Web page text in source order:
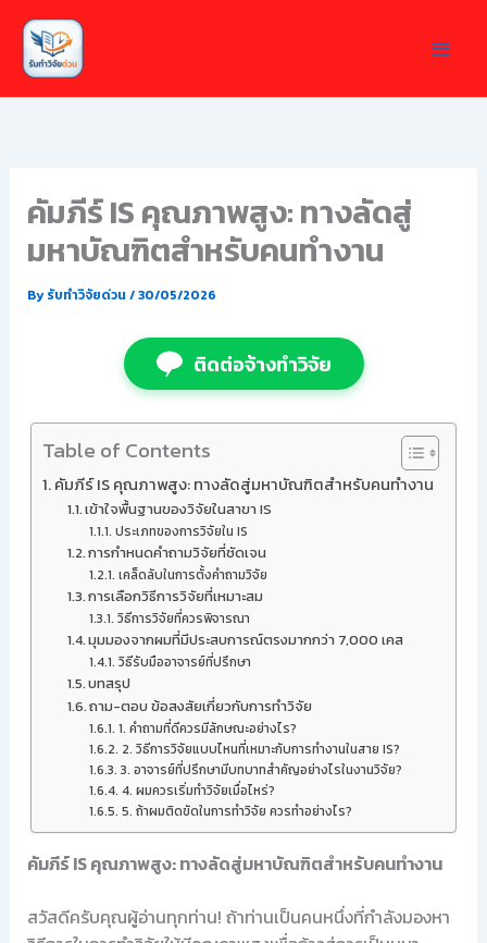
Skip
content
คัมภีร์ IS คุณภาพสูง: ทางลัดสู่
มหาบัณฑิตสำหรับคนทำงาน
Byรับทำวิจัยด่วน /30/05/2026
ติดต่อจ้างทำวิจัย
Table of Contents
คัมภีร์ IS คุณภาพสูง: ทางลัดสู่มหาบัณฑิตสำหรับคนทำงาน
เข้าใจพื้นฐานของวิจัยในสาขา IS
ประเภทของการวิจัยใน IS
การกำหนดคำถามวิจัยที่ชัดเจน
เคล็ดลับในการตั้งคำถามวิจัย
การเลือกวิธีการวิจัยที่เหมาะสม
วิธีการวิจัยที่ควรพิจารณา
มุมมองจากผมที่มีประสบการณ์ตรงมากกว่า 7,000 เคส
วิธีรับมืออาจารย์ที่ปรึกษา
บทสรุป
ถาม-ตอบ ข้อสงสัยเกี่ยวกับการทำวิจัย
1. คำถามที่ดีควรมีลักษณะอย่างไร?
2. วิธีการวิจัยแบบไหนที่เหมาะกับการทำงานในสาย IS?
3. อาจารย์ที่ปรึกษามีบทบาทสำคัญอย่างไรในงานวิจัย?
4. ผมควรเริ่มทำวิจัยเมื่อไหร่?
5. ถ้าผมติดขัดในการทำวิจัย ควรทำอย่างไร?
คัมภีร์ IS คุณภาพสูง: ทางลัดสู่มหาบัณฑิตสำหรับคนทำงาน
สวัสดีครับคุณผู้อ่านทุกท่าน! ถ้าท่านเป็นคนหนึ่งที่กำลังมองหา